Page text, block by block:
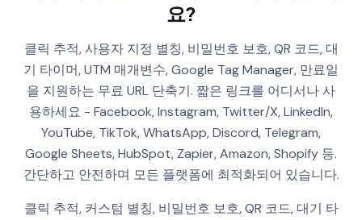
요?
클릭 추적, 사용자 지정 별칭, 비밀번호 보호, QR 코드, 대
기 타이머, UTM 매개변수, Google Tag Manager, 만료일
을 지원하는 무료 URL 단축기. 짧은 링크를 어디서나 사
용하세요 - Facebook, Instagram, Twitter/X, LinkedIn,
YouTube, TikTok, WhatsApp, Discord, Telegram,
Google Sheets, HubSpot, Zapier, Amazon, Shopify 등.
간단하고 안전하며 모든 플랫폼에 최적화되어 있습니다.
클릭 추적, 커스텀 별칭, 비밀번호 보호, QR 코드, 대기 타